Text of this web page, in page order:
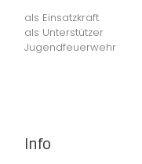
als Einsatzkraft
als Unterstützer
Jugendfeuerwehr
Info